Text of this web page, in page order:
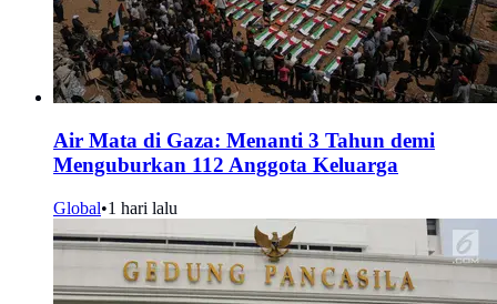
Air Mata di Gaza: Menanti 3 Tahun demi
Menguburkan 112 Anggota Keluarga
Global•1 hari lalu